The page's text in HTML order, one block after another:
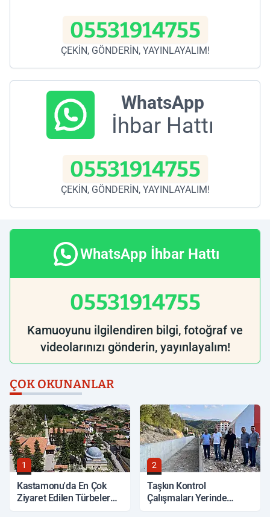
05531914755
ÇEKİN, GÖNDERİN, YAYINLAYALIM!
WhatsApp
İhbar Hattı
05531914755
ÇEKİN, GÖNDERİN, YAYINLAYALIM!
WhatsApp İhbar Hattı
05531914755
Kamuoyunu ilgilendiren bilgi, fotoğraf ve
videolarınızı gönderin, yayınlayalım!
ÇOK OKUNANLAR
1
Kastamonu'da En Çok
Ziyaret Edilen Türbeler
2
Taşkın Kontrol
Çalışmaları Yerinde